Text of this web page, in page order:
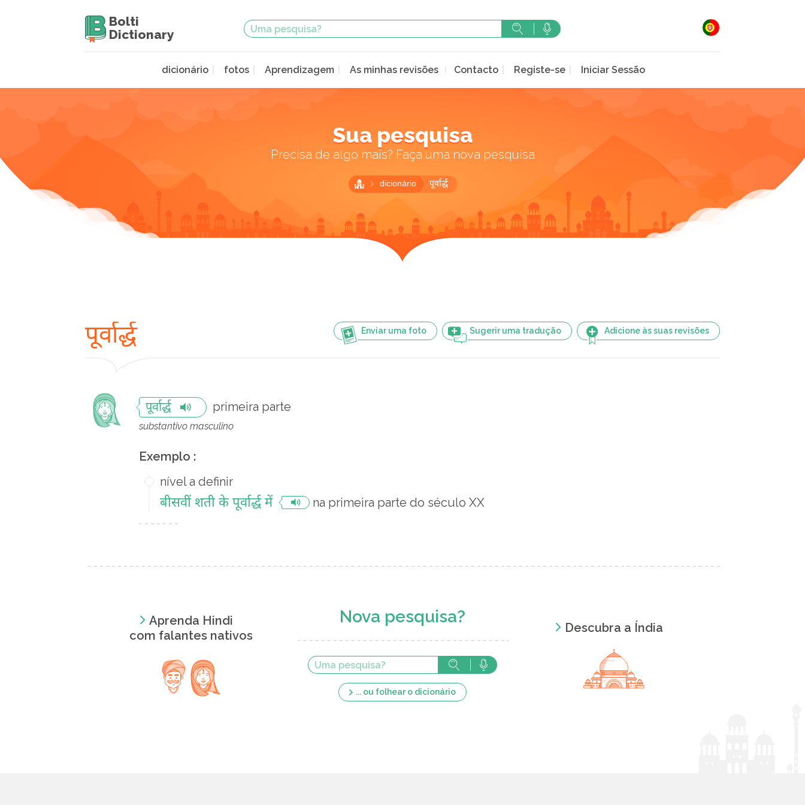
Bolti
Dictionary
dicionário fotos Aprendizagem As minhas revisões Contacto Registe-se Iniciar Sessão
Sua pesquisa
Precisa de algo mais? Faça uma nova pesquisa
dicionário पूर्वार्द्ध
Enviar uma foto Sugerir uma tradução Adicione às suas revisões
पूर्वार्द्ध
पूर्वार्द्ध primeira parte
substantivo masculino
Exemplo :
nível a definir
बीसवीं शती के पूर्वार्द्ध में na primeira parte do século XX
Aprenda Hindi
com falantes nativos
Nova pesquisa?
... ou folhear o dicionário
Descubra a Índia